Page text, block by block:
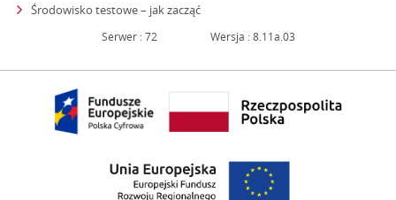
Środowisko testowe – jak zacząćstrona otwiera się w nowym oknie
Serwer : 72 Wersja : 8.11a.03